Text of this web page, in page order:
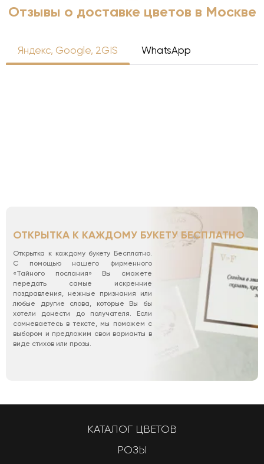
Отзывы о доставке цветов в Москве
Яндекс, Google, 2GIS WhatsApp
ОТКРЫТКА К КАЖДОМУ БУКЕТУ БЕСПЛАТНО
Открытка к каждому букету Бесплатно.
С помощью нашего фирменного
«Тайного послания» Вы сможете
передать самые искренние
поздравления, нежные признания или
любые другие слова, которые Вы бы
хотели донести до получателя. Если
сомневаетесь в тексте, мы поможем с
выбором и предложим свои варианты в
виде стихов или прозы.
КАТАЛОГ ЦВЕТОВ
РОЗЫ